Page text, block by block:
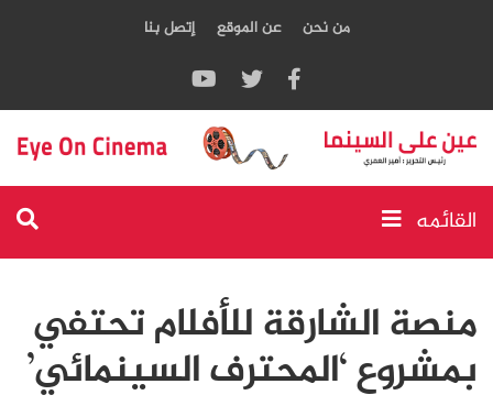
من نحن عن الموقع إتصل بنا
القائمه
منصة الشارقة للأفلام تحتفي
بمشروع ‘المحترف السينمائي’